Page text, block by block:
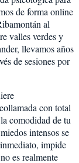
de forma online
al
valles verdes y
llevamos años
de sesiones por
con total
comodidad de tu
intensos se
impide
es realmente